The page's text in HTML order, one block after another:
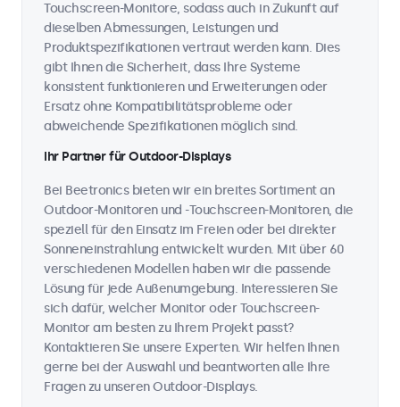
Touchscreen-Monitore, sodass auch in Zukunft auf
dieselben Abmessungen, Leistungen und
Produktspezifikationen vertraut werden kann. Dies
gibt Ihnen die Sicherheit, dass Ihre Systeme
konsistent funktionieren und Erweiterungen oder
Ersatz ohne Kompatibilitätsprobleme oder
abweichende Spezifikationen möglich sind.
Ihr Partner für Outdoor-Displays
Bei Beetronics bieten wir ein breites Sortiment an
Outdoor-Monitoren und -Touchscreen-Monitoren, die
speziell für den Einsatz im Freien oder bei direkter
Sonneneinstrahlung entwickelt wurden. Mit über 60
verschiedenen Modellen haben wir die passende
Lösung für jede Außenumgebung. Interessieren Sie
sich dafür, welcher Monitor oder Touchscreen-
Monitor am besten zu Ihrem Projekt passt?
Kontaktieren Sie unsere Experten. Wir helfen Ihnen
gerne bei der Auswahl und beantworten alle Ihre
Fragen zu unseren Outdoor-Displays.